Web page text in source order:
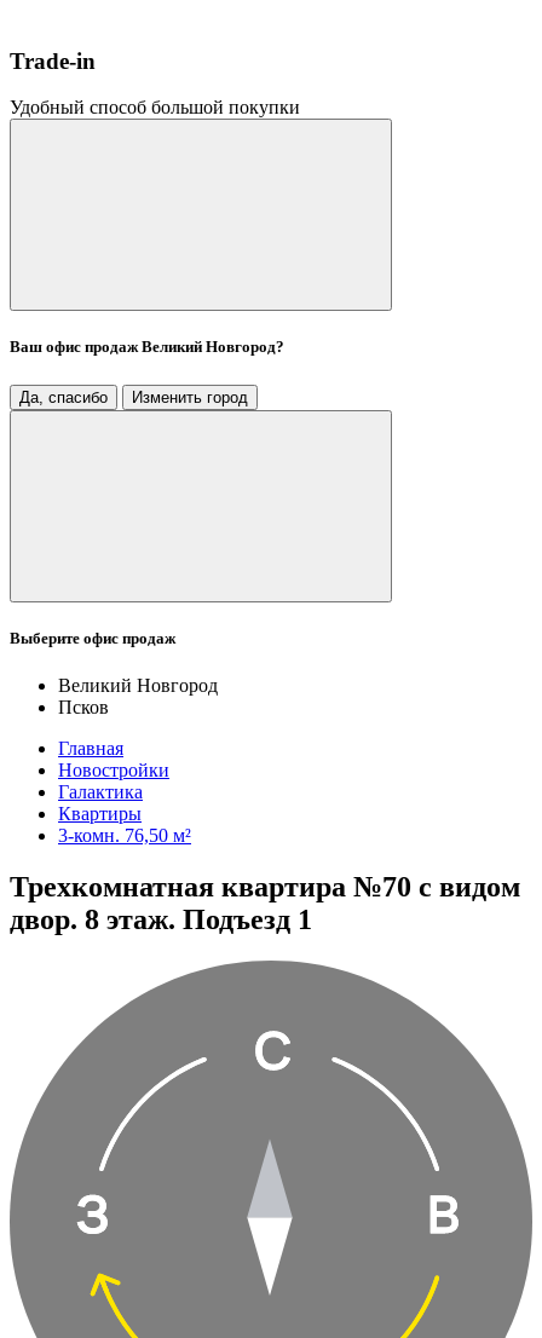
Trade-in
Удобный способ большой покупки
Ваш офис продажВеликий Новгород?
Да, спасибо Изменить город
Выберите офис продаж
Великий Новгород
Псков
Главная
Новостройки
Галактика
Квартиры
3-комн. 76,50 м²
Трехкомнатная квартира №70 с видом
двор. 8 этаж. Подъезд 1